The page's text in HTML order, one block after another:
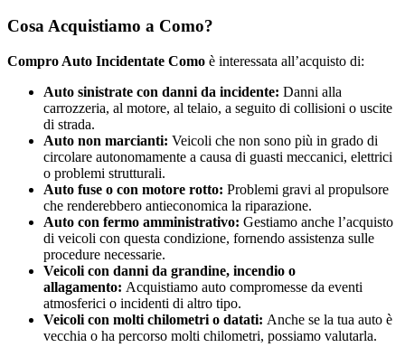
Cosa Acquistiamo a Como?
Compro Auto Incidentate Como è interessata all’acquisto di:
Auto sinistrate con danni da incidente: Danni alla
carrozzeria, al motore, al telaio, a seguito di collisioni o uscite
di strada.
Auto non marcianti: Veicoli che non sono più in grado di
circolare autonomamente a causa di guasti meccanici, elettrici
o problemi strutturali.
Auto fuse o con motore rotto: Problemi gravi al propulsore
che renderebbero antieconomica la riparazione.
Auto con fermo amministrativo: Gestiamo anche l’acquisto
di veicoli con questa condizione, fornendo assistenza sulle
procedure necessarie.
Veicoli con danni da grandine, incendio o
allagamento: Acquistiamo auto compromesse da eventi
atmosferici o incidenti di altro tipo.
Veicoli con molti chilometri o datati: Anche se la tua auto è
vecchia o ha percorso molti chilometri, possiamo valutarla.